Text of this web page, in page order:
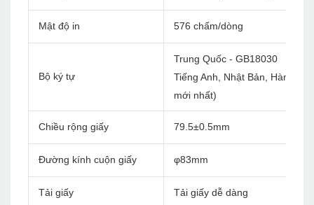
Mật độ in 576 chấm/dòng
Bộ ký tự
Trung Quốc - GB18030
Tiếng Anh, Nhật Bản, Hàn
mới nhất)
Chiều rộng giấy 79.5±0.5mm
Đường kính cuộn giấy φ83mm
Tải giấy Tải giấy dễ dàng